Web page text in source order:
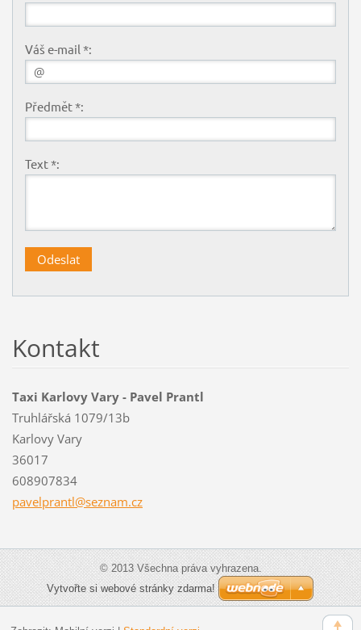
Váš e-mail *:
Předmět *:
Text *:
Kontakt
Taxi Karlovy Vary - Pavel Prantl
Truhlářská 1079/13b
Karlovy Vary
36017
608907834
pavelprantl@seznam.cz
© 2013 Všechna práva vyhrazena.
Vytvořte si webové stránky zdarma!